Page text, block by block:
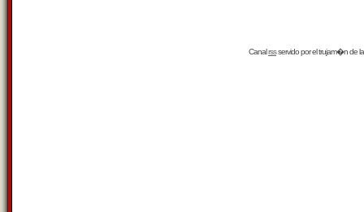
Canalrssservido por eltrujam�nde